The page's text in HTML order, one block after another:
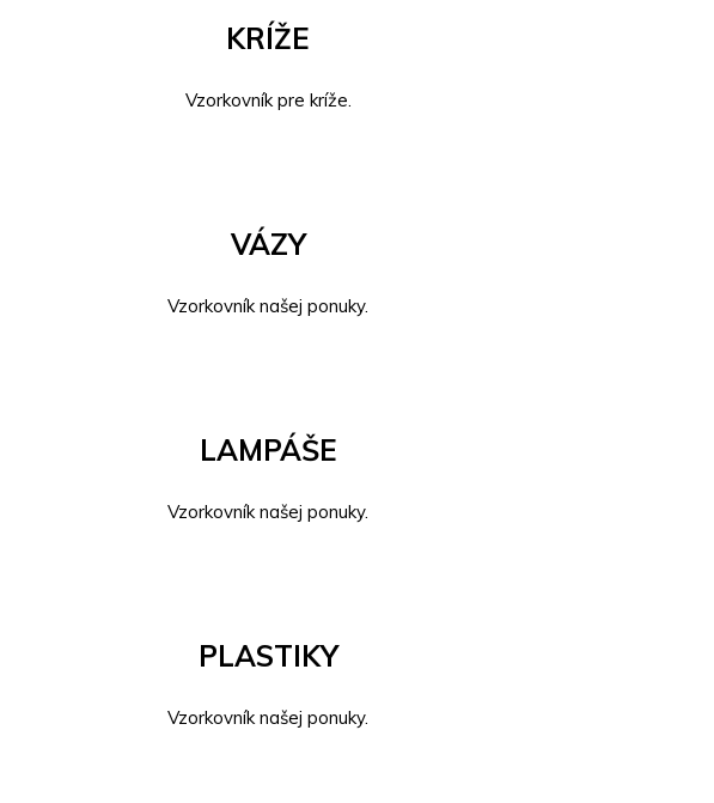
KRÍŽE
Vzorkovník pre kríže.
VÁZY
Vzorkovník našej ponuky.
LAMPÁŠE
Vzorkovník našej ponuky.
PLASTIKY
Vzorkovník našej ponuky.